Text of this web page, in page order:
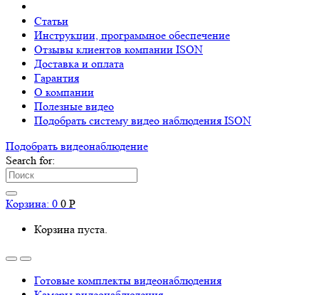
Статьи
Инструкции, программное обеспечение
Отзывы клиентов компании ISON
Доставка и оплата
Гарантия
О компании
Полезные видео
Подобрать систему видео наблюдения ISON
Подобрать видеонаблюдениe
Search for:
Корзина: 0 0 Р
Корзина пуста.
Готовые комплекты видеонаблюдения